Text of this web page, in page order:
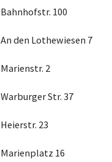
Bahnhofstr. 100
An den Lothewiesen 7
Marienstr. 2
Warburger Str. 37
Heierstr. 23
Marienplatz 16